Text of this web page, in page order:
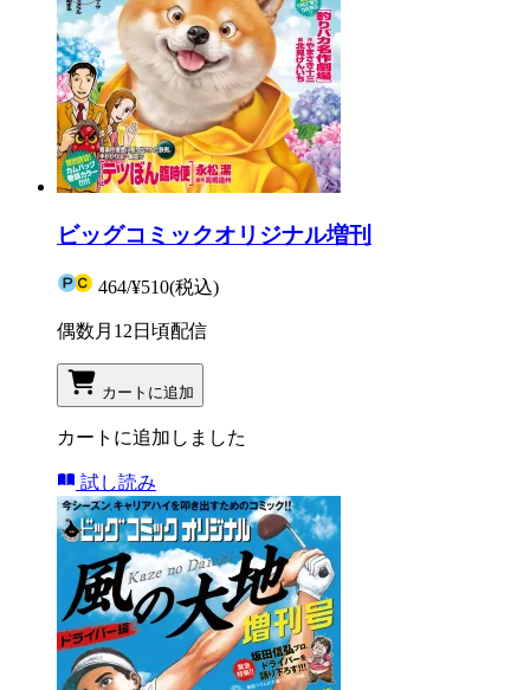
ビッグコミックオリジナル増刊
464/¥510(税込)
偶数月12日頃配信
カートに追加
カートに追加しました
試し読み